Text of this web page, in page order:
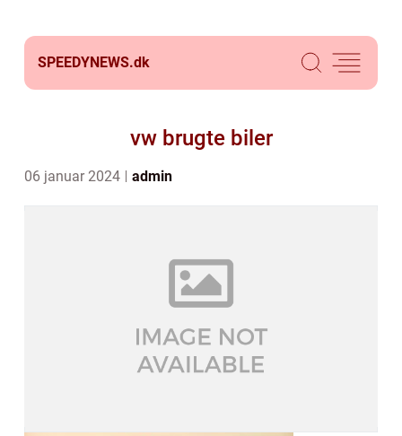
SPEEDYNEWS.dk
vw brugte biler
06 januar 2024 admin